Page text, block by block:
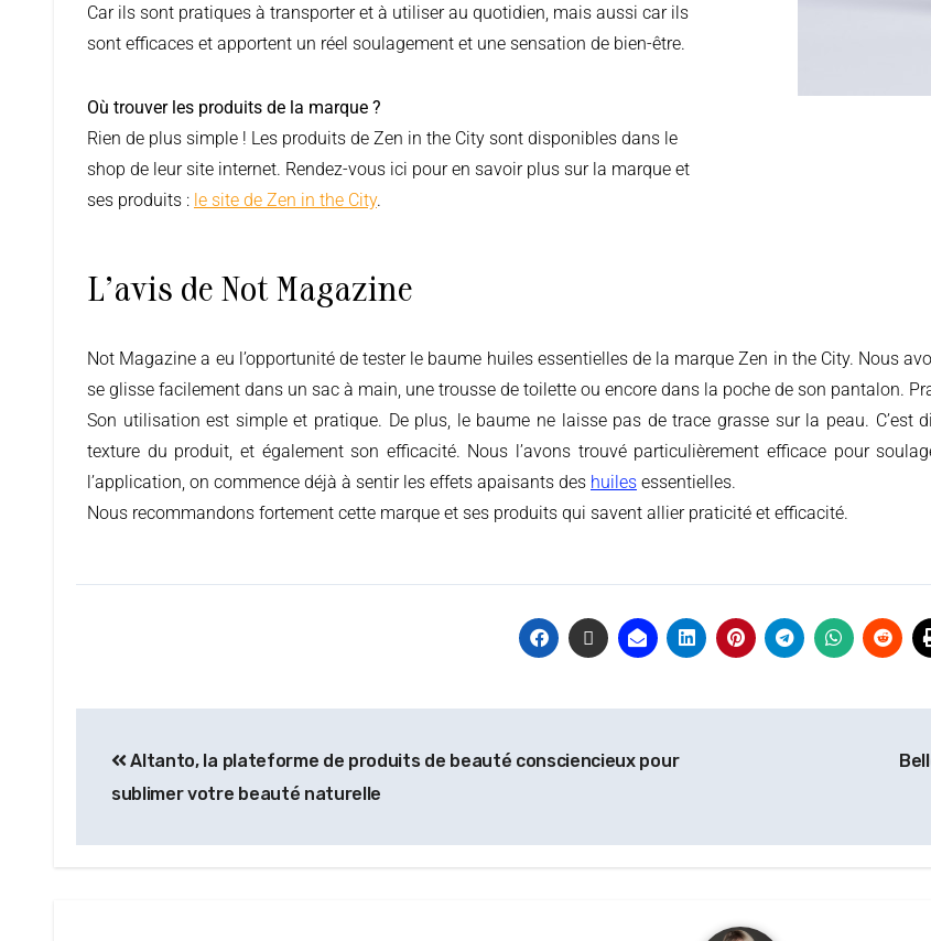
Car ils sont pratiques à transporter et à utiliser au quotidien, mais aussi car ils
sont efficaces et apportent un réel soulagement et une sensation de bien-être.
Où trouver les produits de la marque ?
Rien de plus simple ! Les produits de Zen in the City sont disponibles dans le
shop de leur site internet. Rendez-vous ici pour en savoir plus sur la marque et
ses produits : le site de Zen in the City.
L'avis de Not Magazine
Not Magazine a eu l’opportunité de tester le baume huiles essentielles de la marque Zen in the City. Nous avons apprécié son côté ultra pratique. En effet, le baume
se glisse facilement dans un sac à main, une trousse de toilette ou encore dans la poche de son pantalon.
Son utilisation est simple et pratique. De plus, le baume ne laisse pas de trace grasse sur la peau. C’est
texture du produit, et également son efficacité. Nous l’avons trouvé particulièrement efficace pour
l’application, on commence déjà à sentir les effets apaisants des huiles essentielles.
Nous recommandons fortement cette marque et ses produits qui savent allier praticité et efficacité.
Altanto, la plateforme de produits de beauté consciencieux pour
sublimer votre beauté naturelle